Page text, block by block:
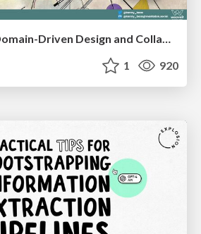
1 920